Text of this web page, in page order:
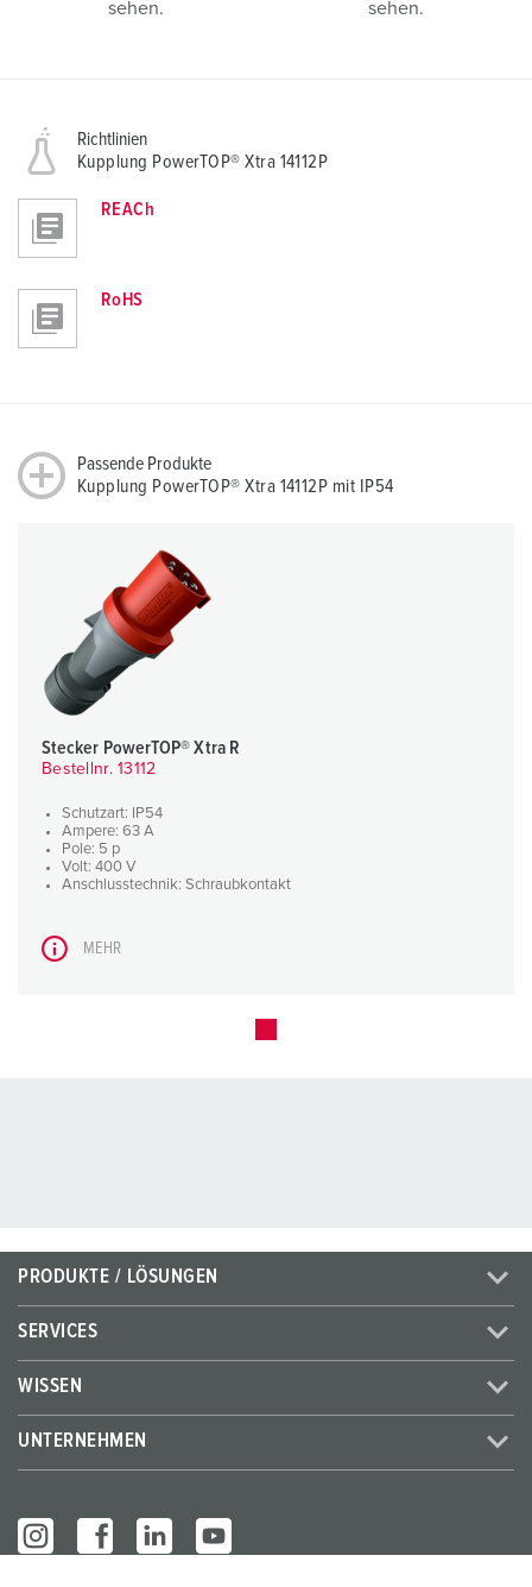
sehen.
sehen.
Richtlinien
Kupplung PowerTOP® Xtra 14112P
REACh
RoHS
Passende Produkte
Kupplung PowerTOP® Xtra 14112P mit IP54
Stecker PowerTOP® Xtra R
Bestellnr. 13112
Schutzart: IP54
Ampere: 63 A
Pole: 5 p
Volt: 400 V
Anschlusstechnik: Schraubkontakt
MEHR
PRODUKTE / LÖSUNGEN
SERVICES
WISSEN
UNTERNEHMEN